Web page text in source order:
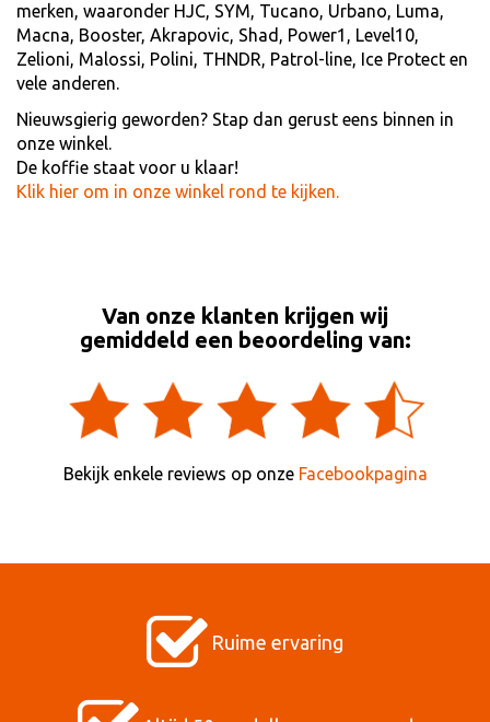
merken, waaronder HJC, SYM, Tucano, Urbano, Luma,
Macna, Booster, Akrapovic, Shad, Power1, Level10,
Zelioni, Malossi, Polini, THNDR, Patrol-line, Ice Protect en
vele anderen.
Nieuwsgierig geworden? Stap dan gerust eens binnen in
onze winkel.
De koffie staat voor u klaar!
Klik hier om in onze winkel rond te kijken.
Van onze klanten krijgen wij
gemiddeld een beoordeling van:
Bekijk enkele reviews op onze Facebookpagina
Ruime ervaring